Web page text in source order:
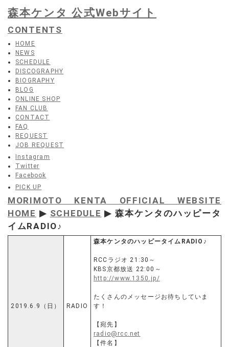
森本ケンタ 公式Webサイト
CONTENTS
HOME
NEWS
SCHEDULE
DISCOGRAPHY
BIOGRAPHY
BLOG
ONLINE SHOP
FAN CLUB
CONTACT
FAQ
REQUEST
JOB REQUEST
Instagram
Twitter
Facebook
PICK UP
MORIMOTO KENTA OFFICIAL WEBSITE
HOME ▶ SCHEDULE ▶ 森本ケンタのハッピータ
イムRADIO♪
2019.6.9（日） RADIO
森本ケンタのハッピータイムRADIO♪
RCCラジオ 21:30～
KBS京都放送 22:00～
http://www.1350.jp/
たくさんのメッセージお待ちしていま
す！
【宛先】
radio@rcc.net
【件名】